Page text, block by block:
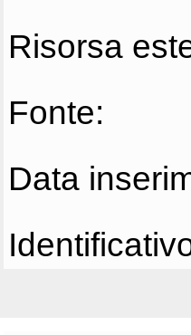
Risorsa
Fonte:
Data